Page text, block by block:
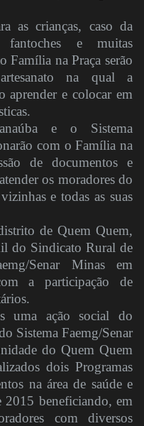
as crianças, caso da
e muitas
Família na Praça serão
na qual a
aprender e colocar em
e o Sistema
com o Família na
de documentos e
os moradores do
e todas as suas
de Quem Quem,
do Sindicato Rural de
Senar Minas em
a participação de
uma ação social do
Sistema Faemg/Senar
do Quem Quem
dois Programas
na área de saúde e
beneficiando, em
com diversos